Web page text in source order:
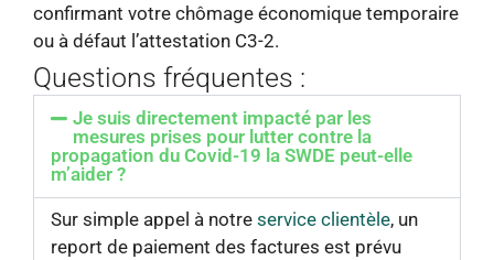
confirmant votre chômage économique temporaire
ou à défaut l’attestation C3-2.
Questions fréquentes :
Je suis directement impacté par les
mesures prises pour lutter contre la
propagation du Covid-19 la SWDE peut-elle
m’aider ?
Sur simple appel à notre service clientèle, un
report de paiement des factures est prévu